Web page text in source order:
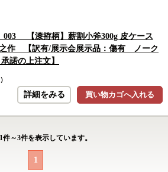
003 【漆拵柄】薪割小斧300g 皮ケース
【訳有/展示会展示品：傷有 ノーク
諾の上注文】
買い物カゴへ入れる
詳細をみる
1件～3件を表示しています。
1